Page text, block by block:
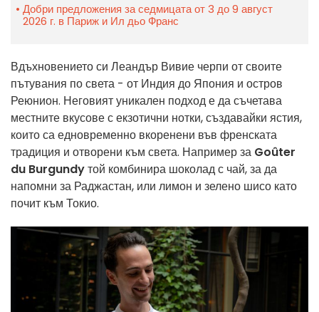
Добри предложения за седмицата от 3 до 9 август
2026 г. в Париж и Ил дьо Франс
Вдъхновението си Леандър Вивие черпи от своите
пътувания по света - от Индия до Япония и остров
Реюнион. Неговият уникален подход е да съчетава
местните вкусове с екзотични нотки, създавайки ястия,
които са едновременно вкоренени във френската
традиция и отворени към света. Например за Goûter
du Burgundyтой комбинира шоколад с чай, за да
напомни за Раджастан, или лимон и зелено шисо като
почит към Токио.